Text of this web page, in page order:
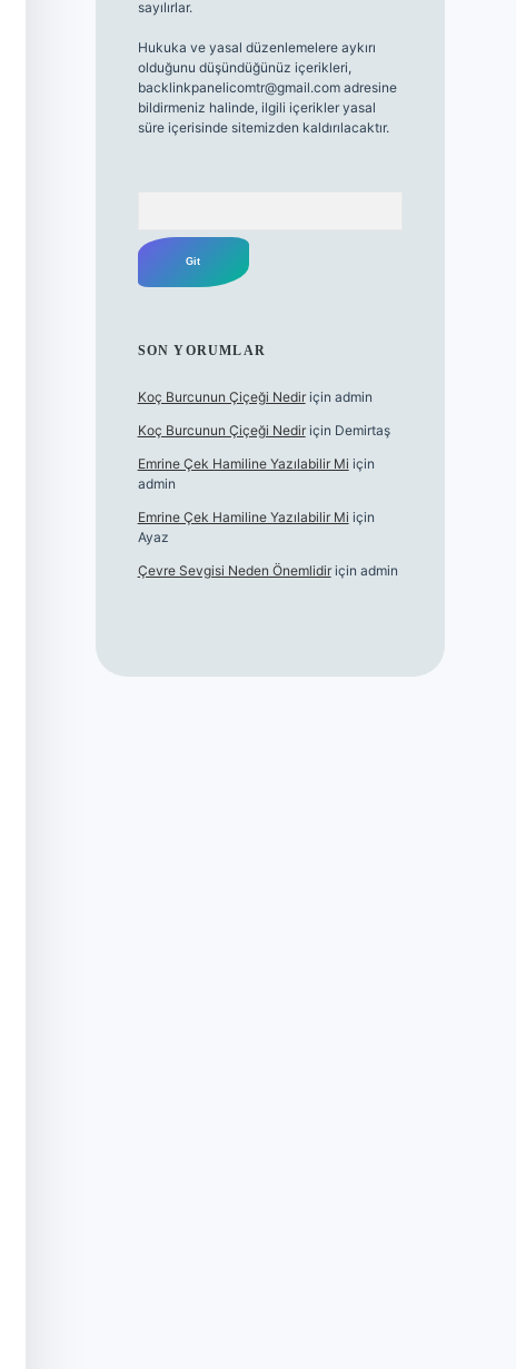
sayılırlar.
Hukuka ve yasal düzenlemelere aykırı
olduğunu düşündüğünüz içerikleri,
backlinkpanelicomtr@gmail.comadresine
bildirmeniz halinde, ilgili içerikler yasal
süre içerisinde sitemizden kaldırılacaktır.
SON YORUMLAR
Koç Burcunun Çiçeği Nediriçin admin
Koç Burcunun Çiçeği Nediriçin Demirtaş
Emrine Çek Hamiline Yazılabilir Mi için
admin
Emrine Çek Hamiline Yazılabilir Mi için
Ayaz
Çevre Sevgisi Neden Önemlidiriçin admin